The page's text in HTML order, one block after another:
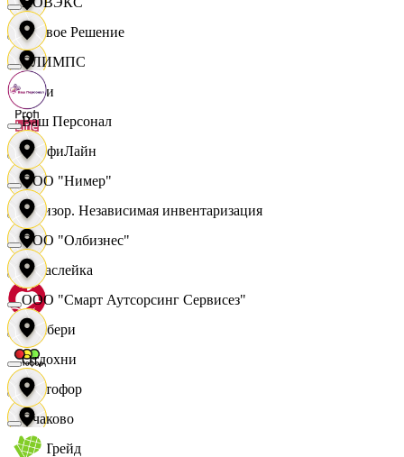
Первое Решение
Пери
ПрофиЛайн
Ревизор. Независимая инвентаризация
Саваслейка
Самбери
Светофор
СетТрейд
ОЛИМПС
Ваш Персонал
ООО "Нимер"
ООО "Олбизнес"
ООО "Смарт Аутсорсинг Сервисез"
Отдохни
Очаково